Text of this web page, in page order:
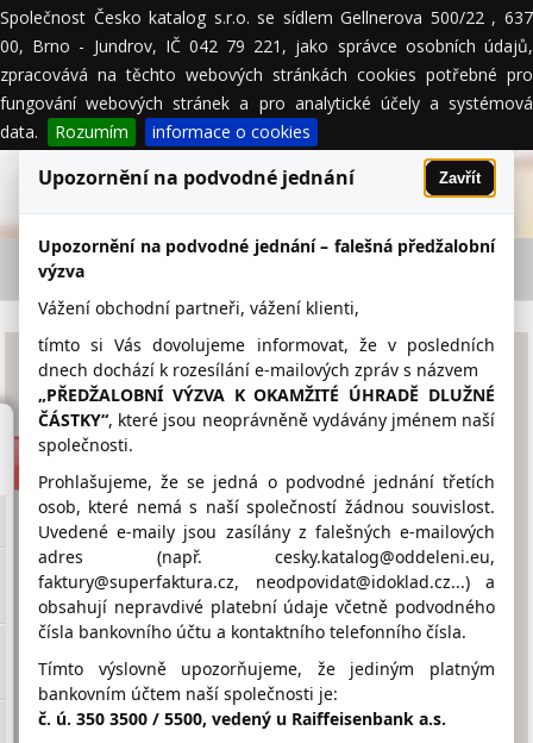
Společnost Česko katalog s.r.o. se sídlem Gellnerova 500/22 , 637
00, Brno - Jundrov, IČ 042 79 221, jako správce osobních údajů,
zpracovává na těchto webových stránkách cookies potřebné pro
fungování webových stránek a pro analytické účely a systémová
data.
Rozumím informace o cookies
MENU
LISA ALEŠ - firemní detail
LISA ALEŠ
353 235 125
oknoplast@seznam.cz
Hodnocení firmy LISA ALEŠ od
návštěvníků
Firma doposud nasbírala:
6 Bodů
1 Bod 2 Body 3 Body
Upozornění na podvodné jednání Zavřít
Upozornění na podvodné jednání – falešná předžalobní
výzva
Vážení obchodní partneři, vážení klienti,
tímto si Vás dovolujeme informovat, že v posledních
dnech dochází k rozesílání e-mailových zpráv s názvem
„PŘEDŽALOBNÍ VÝZVA K OKAMŽITÉ ÚHRADĚ DLUŽNÉ
ČÁSTKY“, které jsou neoprávněně vydávány jménem naší
společnosti.
Prohlašujeme, že se jedná o podvodné jednání třetích
osob, které nemá s naší společností žádnou souvislost.
Uvedené e-maily jsou zasílány z falešných e-mailových
adres (např. cesky.katalog@oddeleni.eu,
faktury@superfaktura.cz, neodpovidat@idoklad.cz...) a
obsahují nepravdivé platební údaje včetně podvodného
čísla bankovního účtu a kontaktního telefonního čísla.
Tímto výslovně upozorňujeme, že jediným platným
bankovním účtem naší společnosti je:
č. ú. 350 3500 / 5500, vedený u Raiffeisenbank a.s.